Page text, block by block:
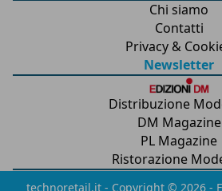
Chi siamo
Contatti
Privacy &
Newsletter
Distribuzione
DM Magazine
PL Magazine
Ristorazione
technoretail.it - Copyright © 2026 -